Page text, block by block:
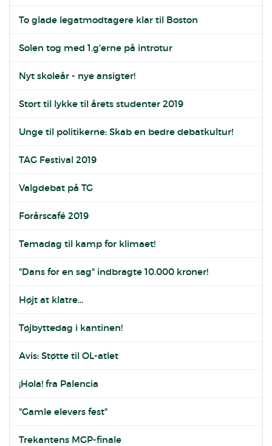
To glade legatmodtagere klar til Boston
Solen tog med 1.g'erne på introtur
Nyt skoleår - nye ansigter!
Stort til lykke til årets studenter 2019
Unge til politikerne: Skab en bedre debatkultur!
TAG Festival 2019
Valgdebat på TG
Forårscafé 2019
Temadag til kamp for klimaet!
"Dans for en sag" indbragte 10.000 kroner!
Højt at klatre...
Tøjbyttedag i kantinen!
Avis: Støtte til OL-atlet
¡Hola! fra Palencia
"Gamle elevers fest"
Trekantens MGP-finale